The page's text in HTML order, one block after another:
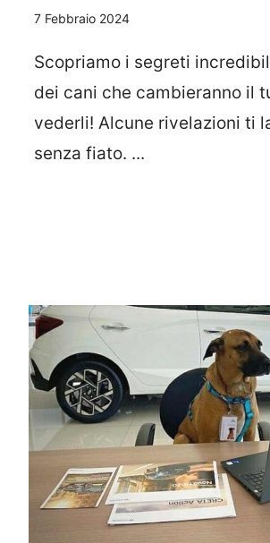
7 Febbraio 2024
Scopriamo i segreti
dei cani che cambieranno il
vederli! Alcune rivelazioni ti
senza fiato. ...